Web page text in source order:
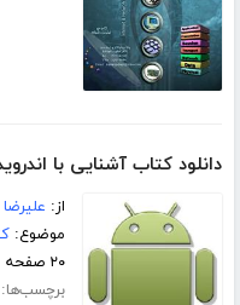
دانلود کتاب آشنایی با
از:
موضوع:
۲۰ صفحه